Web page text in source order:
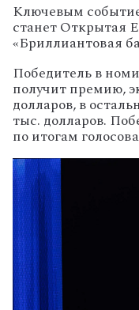
Ключевым
станет Открытая
«Бриллиантовая
Победитель в
получит премию,
долларов, в
тыс. долларов.
по итогам